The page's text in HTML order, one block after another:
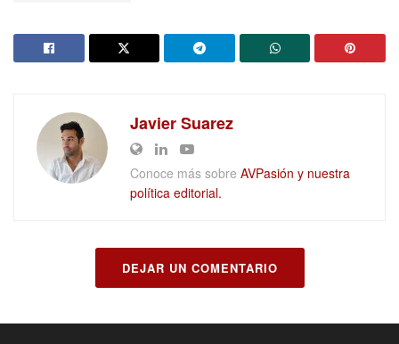
Javier Suarez
Conoce más sobre AVPasión y nuestra
política editorial.
DEJAR UN COMENTARIO